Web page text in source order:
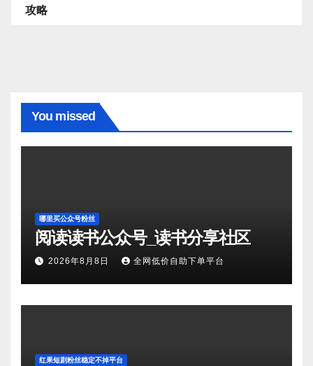
攻略
You missed
哪里买公众号粉丝
阅读读书公众号_读书分享社区
2026年8月8日 全网低价自助下单平台
红果短剧粉丝稳定不掉平台